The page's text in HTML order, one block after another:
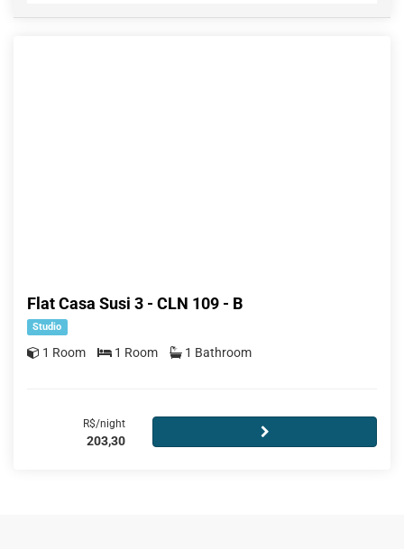
Flat Casa Susi 3 - CLN 109 - B
Studio
1 Room 1 Room 1 Bathroom
R$/night
203,30